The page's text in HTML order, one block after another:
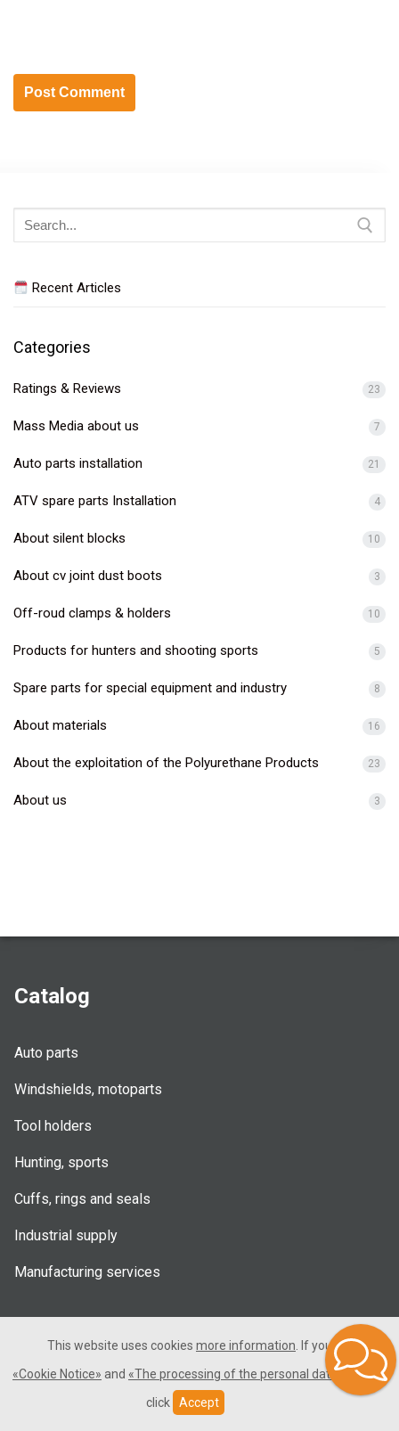
Search
for:
Recent Articles
Categories
Ratings & Reviews 23
Mass Media about us 7
Auto parts installation 21
ATV spare parts Installation 4
About silent blocks 10
About cv joint dust boots 3
Off-roud clamps & holders 10
Products for hunters and shooting sports 5
Spare parts for special equipment and industry 8
About materials 16
About the exploitation of the Polyurethane Products 23
About us 3
Catalog
Auto parts
Windshields, motoparts
Tool holders
Hunting, sports
Cuffs, rings and seals
Industrial supply
Manufacturing services
Useful information
This website uses cookies more information . If you consent
«Cookie Notice» and «The processing of the personal data», please
click
Accept